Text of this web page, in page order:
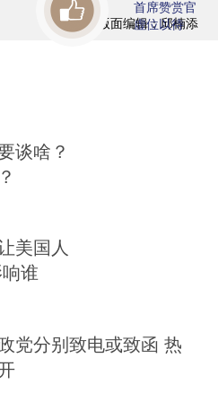
版面编辑：邱楠添
首席赞赏官
虚位以待
谈啥？
美国人
谁
党分别致电或致函 热